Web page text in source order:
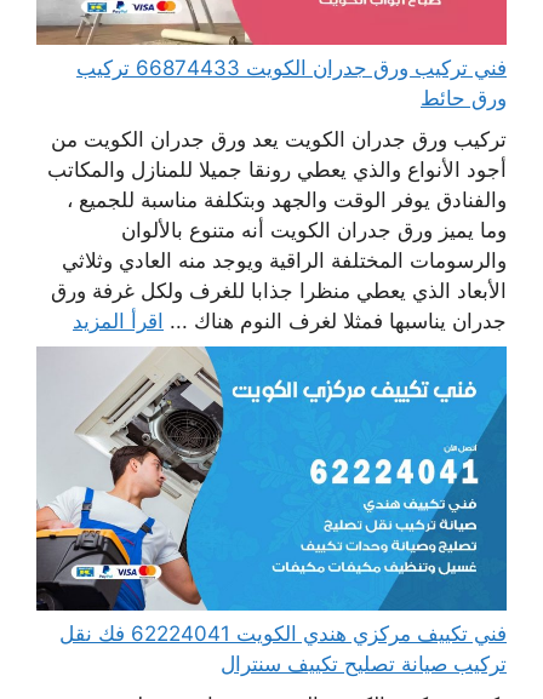
فني تركيب ورق جدران الكويت 66874433 تركيب
ورق حائط
تركيب ورق جدران الكويت يعد ورق جدران الكويت من
أجود الأنواع والذي يعطي رونقا جميلا للمنازل والمكاتب
والفنادق يوفر الوقت والجهد وبتكلفة مناسبة للجميع ،
وما يميز ورق جدران الكويت أنه متنوع بالألوان
والرسومات المختلفة الراقية ويوجد منه العادي وثلاثي
الأبعاد الذي يعطي منظرا جذابا للغرف ولكل غرفة ورق
جدران يناسبها فمثلا لغرف النوم هناك ... اقرأ المزيد
فني تكييف مركزي هندي الكويت 62224041 فك نقل
تركيب صيانة تصليح تكييف سنترال